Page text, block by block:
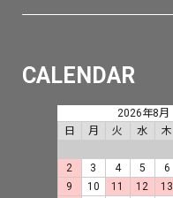
CALENDAR
2026年8月
日
月 火 水 木
2
3 4 5 6
9
10 11 12 13